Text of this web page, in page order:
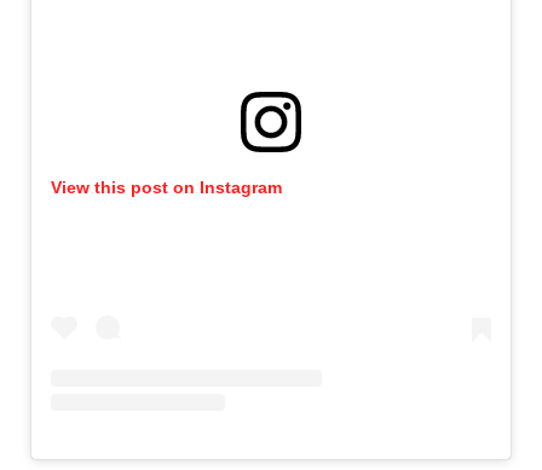
View this post on Instagram